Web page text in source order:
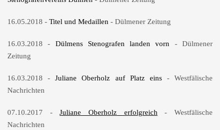
16.05.2018 - Titel und Medaillen - Dülmener Zeitung
16.03.2018 - Dülmens Stenografen landen vorn - Dülmener
Zeitung
16.03.2018 -Juliane Oberholz auf Platz eins- Westfälische
Nachrichten
07.10.2017 -Juliane Oberholz erfolgreich - Westfälische
Nachrichten